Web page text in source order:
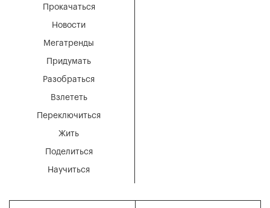
Мегатренды
Придумать
Разобраться
Взлететь
Новости
Переключиться
Жить
Поделиться
Научиться
Прокачаться